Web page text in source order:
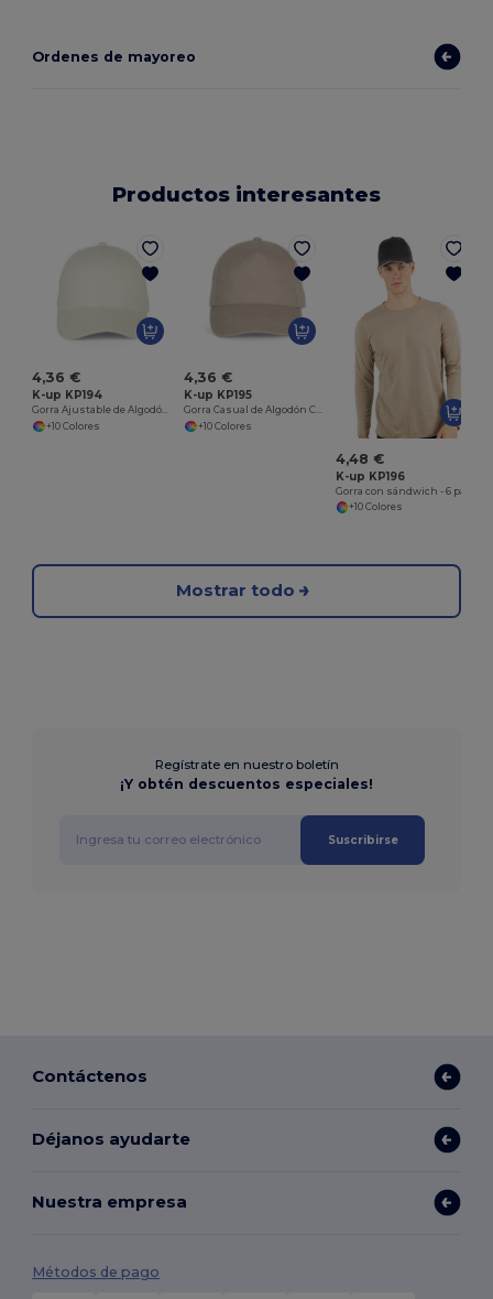
Ordenes de mayoreo
Productos interesantes
4,36 €
K-up KP194
Gorra Ajustable de Algodón Cepillado
+10 Colores
4,36 €
K-up KP195
Gorra Casual de Algodón Cepillado Ajustable
+10 Colores
4,48 €
K-up KP196
+10 Colores
Mostrar todo
Regístrate en nuestro boletín
¡Y obtén descuentos especiales!
Suscribirse
Contáctenos
Déjanos ayudarte
Nuestra empresa
Métodos de pago